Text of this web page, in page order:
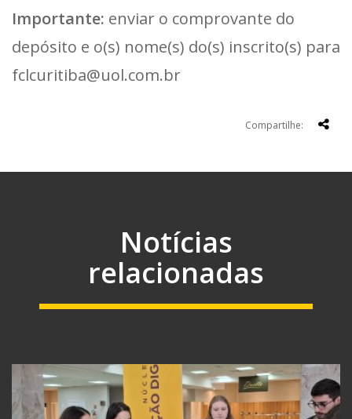
Importante: enviar o comprovante do
depósito e o(s) nome(s) do(s) inscrito(s) para
fclcuritiba@uol.com.br
Compartilhe:
Notícias
relacionadas